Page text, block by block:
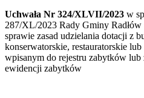
Uchwała Nr 324/XLVII/2023 w
287/XL/2023 Rady Gminy
sprawie zasad udzielania dotacji z
konserwatorskie, restauratorskie
wpisanym do rejestru zabytków
ewidencji zabytków